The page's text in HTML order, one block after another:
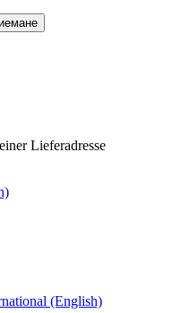
Lieferadresse
(English)